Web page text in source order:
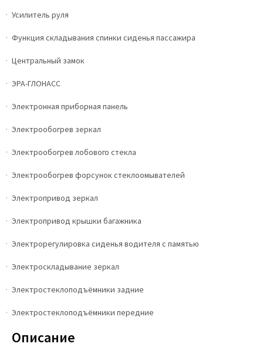
Усилитель руля
Функция складывания спинки сиденья пассажира
Центральный замок
ЭРА-ГЛОНАСС
Электронная приборная панель
Электрообогрев зеркал
Электрообогрев лобового стекла
Электрообогрев форсунок стеклоомывателей
Электропривод зеркал
Электропривод крышки багажника
Электрорегулировка сиденья водителя с памятью
Электроскладывание зеркал
Электростеклоподъёмники задние
Электростеклоподъёмники передние
Описание